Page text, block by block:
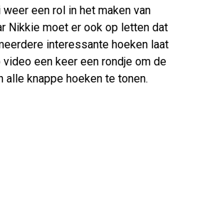
een rol in het maken van
Nikkie moet er ook op letten dat
interessante hoeken laat
een keer een rondje om de
alle knappe hoeken te tonen.